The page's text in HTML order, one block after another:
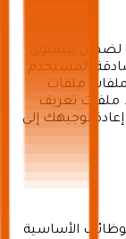
لضمان مستوى
المستخدم
ملفات
ملفات تعريف
إعادة توجيهك إلى
الأساسية